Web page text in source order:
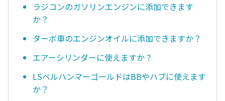
ラジコンのガソリンエンジンに添加できます
か？
ターボ車のエンジンオイルに添加できますか？
エアーシリンダーに使えますか？
LSベルハンマーゴールドはBBやハブに使えます
か？